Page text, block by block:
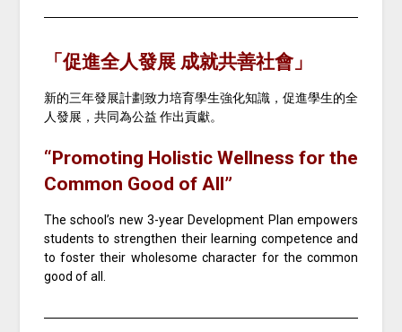
「促進全人發展 成就共善社會」
新的三年發展計劃致力培育學生強化知識，促進學生的全
人發展，共同為公益 作出貢獻。
“Promoting Holistic Wellness for the
Common Good of All”
The school’s new 3-year Development Plan empowers
students to strengthen their learning competence and
to foster their wholesome character for the common
good of all.